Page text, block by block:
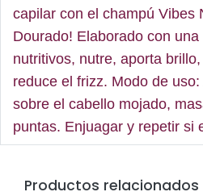
capilar con el champú Vibes
Dourado! Elaborado con
nutritivos, nutre, aporta
reduce el frizz. Modo de
sobre el cabello mojado,
puntas. Enjuagar y repetir si
Productos relacionados